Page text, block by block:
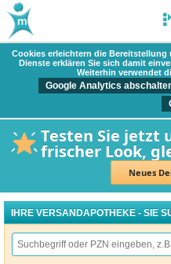
Cookies erleichtern die Bereitstellung
Dienste erklären Sie sich damit
Weiterhin verwendet
Google Analytics
Testen Sie jetzt
frischer Look,
Neues
IHRE VERSANDAPOTHEKE - SIE